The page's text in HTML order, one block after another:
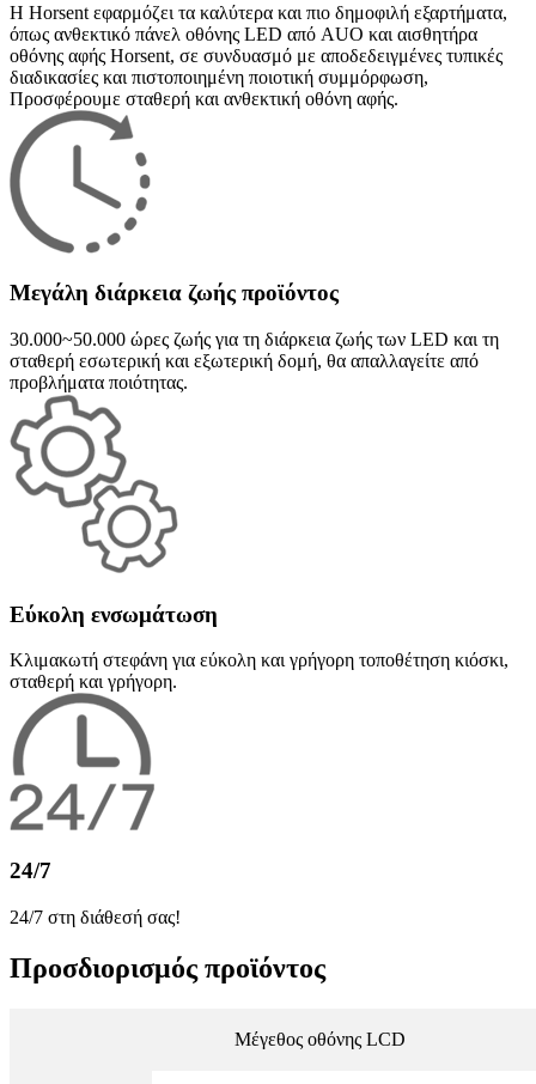
Η Horsent εφαρμόζει τα καλύτερα και πιο δημοφιλή εξαρτήματα,
όπως ανθεκτικό πάνελ οθόνης LED από AUO και αισθητήρα
οθόνης αφής Horsent, σε συνδυασμό με αποδεδειγμένες τυπικές
διαδικασίες και πιστοποιημένη ποιοτική συμμόρφωση,
Προσφέρουμε σταθερή και ανθεκτική οθόνη αφής.
Μεγάλη διάρκεια ζωής προϊόντος
30.000~50.000 ώρες ζωής για τη διάρκεια ζωής των LED και τη
σταθερή εσωτερική και εξωτερική δομή, θα απαλλαγείτε από
προβλήματα ποιότητας.
Εύκολη ενσωμάτωση
Κλιμακωτή στεφάνη για εύκολη και γρήγορη τοποθέτηση κιόσκι,
σταθερή και γρήγορη.
24/7
24/7 στη διάθεσή σας!
Προσδιορισμός προϊόντος
Μέγεθος οθόνης LCD